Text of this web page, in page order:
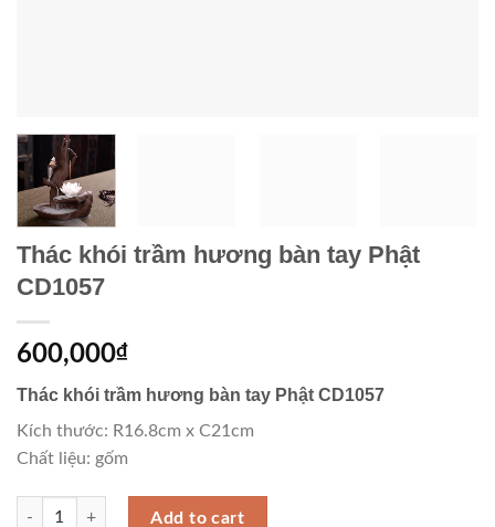
Thác khói trầm hương bàn tay Phật
CD1057
600,000₫
Thác khói trầm hương bàn tay Phật CD1057
Kích thước: R16.8cm x C21cm
Chất liệu: gốm
Thác khói trầm hương bàn tay Phật CD1057 quantity
Add to cart